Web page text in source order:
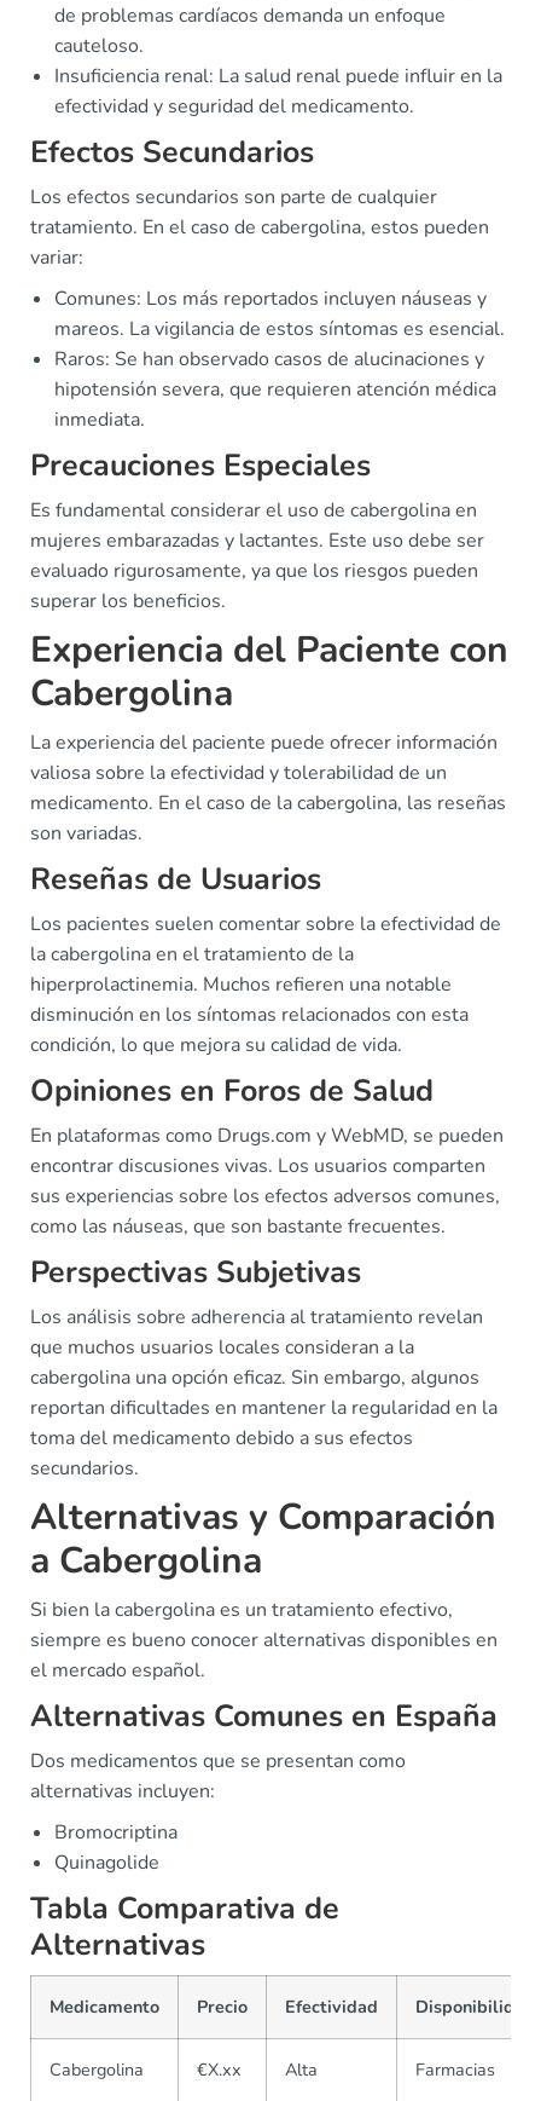
de problemas cardíacos demanda un enfoque
cauteloso.
Insuficiencia renal: La salud renal puede influir en la
efectividad y seguridad del medicamento.
Efectos Secundarios
Los efectos secundarios son parte de cualquier
tratamiento. En el caso de cabergolina, estos pueden
variar:
Comunes: Los más reportados incluyen náuseas y
mareos. La vigilancia de estos síntomas es esencial.
Raros: Se han observado casos de alucinaciones y
hipotensión severa, que requieren atención médica
inmediata.
Precauciones Especiales
Es fundamental considerar el uso de cabergolina en
mujeres embarazadas y lactantes. Este uso debe ser
evaluado rigurosamente, ya que los riesgos pueden
superar los beneficios.
Experiencia del Paciente con
Cabergolina
La experiencia del paciente puede ofrecer información
valiosa sobre la efectividad y tolerabilidad de un
medicamento. En el caso de la cabergolina, las reseñas
son variadas.
Reseñas de Usuarios
Los pacientes suelen comentar sobre la efectividad de
la cabergolina en el tratamiento de la
hiperprolactinemia. Muchos refieren una notable
disminución en los síntomas relacionados con esta
condición, lo que mejora su calidad de vida.
Opiniones en Foros de Salud
En plataformas como Drugs.com y WebMD, se pueden
encontrar discusiones vivas. Los usuarios comparten
sus experiencias sobre los efectos adversos comunes,
como las náuseas, que son bastante frecuentes.
Perspectivas Subjetivas
Los análisis sobre adherencia al tratamiento revelan
que muchos usuarios locales consideran a la
cabergolina una opción eficaz. Sin embargo, algunos
reportan dificultades en mantener la regularidad en la
toma del medicamento debido a sus efectos
secundarios.
Alternativas y Comparación
a Cabergolina
Si bien la cabergolina es un tratamiento efectivo,
siempre es bueno conocer alternativas disponibles en
el mercado español.
Alternativas Comunes en España
Dos medicamentos que se presentan como
alternativas incluyen:
Bromocriptina
Quinagolide
Tabla Comparativa de
Alternativas
Medicamento Precio Efectividad Disponibilidad
Cabergolina €X.xx Alta Farmacias